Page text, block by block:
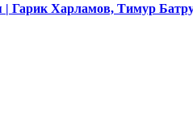
| Гарик Харламов, Тимур